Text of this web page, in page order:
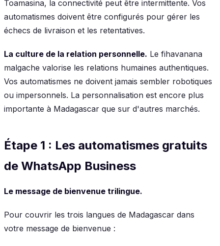
Toamasina, la connectivité peut être intermittente. Vos
automatismes doivent être configurés pour gérer les
échecs de livraison et les retentatives.
La culture de la relation personnelle. Le fihavanana
malgache valorise les relations humaines authentiques.
Vos automatismes ne doivent jamais sembler robotiques
ou impersonnels. La personnalisation est encore plus
importante à Madagascar que sur d'autres marchés.
Étape 1 : Les automatismes gratuits
de WhatsApp Business
Le message de bienvenue trilingue.
Pour couvrir les trois langues de Madagascar dans
votre message de bienvenue :